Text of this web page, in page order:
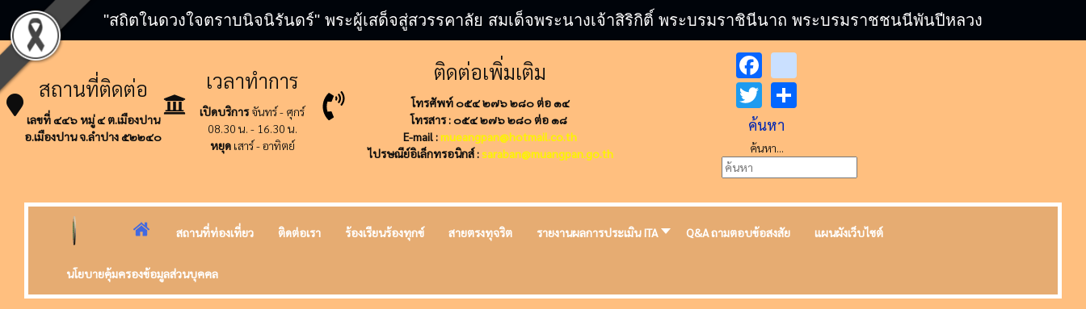
"สถิตในดวงใจตราบนิจนิรันดร์" พระผู้เสด็จสู่สวรรคาลัย สมเด็จพระนางเจ้าสิริกิติ์ พระบรมราชินีนาถ พระบรมราชชนนีพันปีหลวง
สถานที่ติดต่อ
เลขที่ ๔๔๖ หมู่ ๔ ต.เมืองปาน
อ.เมืองปาน จ.ลำปาง ๕๒๒๔๐
เวลาทำการ
เปิดบริการจันทร์ - ศุกร์
08.30 น. - 16.30 น.
หยุดเสาร์ - อาทิตย์
ติดต่อเพิ่มเติม
โทรศัพท์ ๐๕๔ ๒๗๖ ๒๘๐ ต่อ ๑๔
โทรสาร : ๐๕๔ ๒๗๖ ๒๘๐ ต่อ ๑๘
E-mail :mueangpan@hotmail.co.th
ไปรษณีย์อิเล็กทรอนิกส์ : saraban@muangpan.go.th
Facebook
Twitter
ค้นหา
ค้นหา...
สถานที่ท่องเที่ยว ติดต่อเรา ร้องเรียนร้องทุกข์ สายตรงทุจริต รายงานผลการประเมิน ITA Q&A ถามตอบข้อสงสัย แผนผังเว็บไซต์
นโยบายคุ้มครองข้อมูลส่วนบุคคล